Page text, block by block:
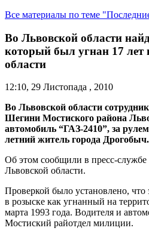
Все материалы по теме
Во Львовской области
который был угнан 17 лет
области
12:10, 29 Листопада , 2010
Во Львовской области
Шегини Мостиского района
автомобиль “ГАЗ-2410”, за
летний житель города Дрогобыч.
Об этом сообщили в пресс-
Львовской области.
Проверкой было установлено, что
в розыске как угнанный на
марта 1993 года. Водителя и
Мостиский райотдел милиции.